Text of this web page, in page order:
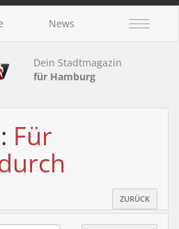
News
Dein Stadtmagazin
für Hamburg
Für
ZURÜCK